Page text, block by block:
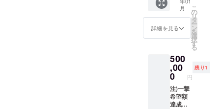
オリジ
ナルア
クリル
キーホ
は、片
面印刷
（50m
m×75m
m）と
なりま
す ※詳
8.3mm
5.2mm
、厚み
mです ※
準備出
来次第
順次郵
送とな
ります
※詳細は
トップ
記入忘
れが
あった
場合掲
載出来
ない可
ありま
す ❏お
礼カー
ド＋購
入/コー
ス順に
手書き
＆名前
読み上
げの実
施 ※掲
載期間
はLive
アーカ
イブが
残って
いる限
りとな
ります
※読み上
月
詳細を見る
こ
の
リ
タ
ー
ン
を
選
択
す
る
500
,00
0 円
残り1
注)一撃
希望額
達成支